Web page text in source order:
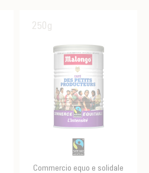
250g
Commercio equo e solidale